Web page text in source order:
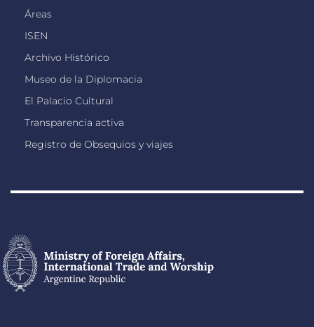
Áreas
ISEN
Archivo Histórico
Museo de la Diplomacia
El Palacio Cultural
Transparencia activa
Registro de Obsequios y viajes